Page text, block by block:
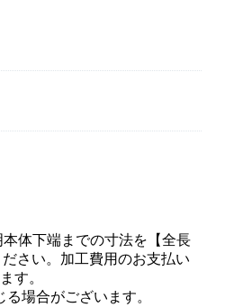
体下端までの寸法を【全長
さい。加工費用のお支払い
す。
場合がございます。